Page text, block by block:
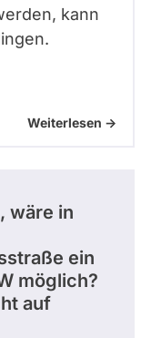
kann
Weiterlesen ->
wäre in
ein
möglich?
auf